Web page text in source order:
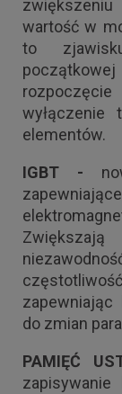
zwiększeniu
wartość w
to
elementów.
IGBT -
zapewniając
do zmian
PAMIĘĆ
zapisywanie